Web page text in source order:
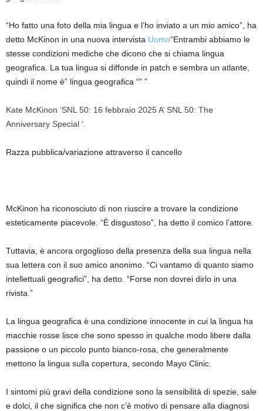
“Ho fatto una foto della mia lingua e l’ho inviato a un mio amico”, ha
detto McKinon in una nuova intervista Uomo“Entrambi abbiamo le
stesse condizioni mediche che dicono che si chiama lingua
geografica. La tua lingua si diffonde in patch e sembra un atlante,
quindi il nome è” lingua geografica “” ”
Kate McKinon ‘SNL 50: 16 febbraio 2025 A’ SNL 50: The
Anniversary Special ‘.
Razza pubblica/variazione attraverso il cancello
McKinon ha riconosciuto di non riuscire a trovare la condizione
esteticamente piacevole. “È disgustoso”, ha detto il comico l’attore.
Tuttavia, è ancora orgoglioso della presenza della sua lingua nella
sua lettera con il suo amico anonimo. “Ci vantamo di quanto siamo
intellettuali geografici”, ha detto. “Forse non dovrei dirlo in una
rivista.”
La lingua geografica è una condizione innocente in cui la lingua ha
macchie rosse lisce che sono spesso in qualche modo libere dalla
passione o un piccolo punto bianco-rosa, che generalmente
mettono la lingua sulla copertura, secondo Mayo Clinic.
I sintomi più gravi della condizione sono la sensibilità di spezie, sale
e dolci, il che significa che non c’è motivo di pensare alla diagnosi